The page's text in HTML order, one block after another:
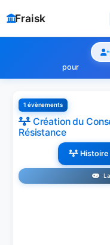
Fraisk
pour
1 évènements
Création du
Résistance
Histoire